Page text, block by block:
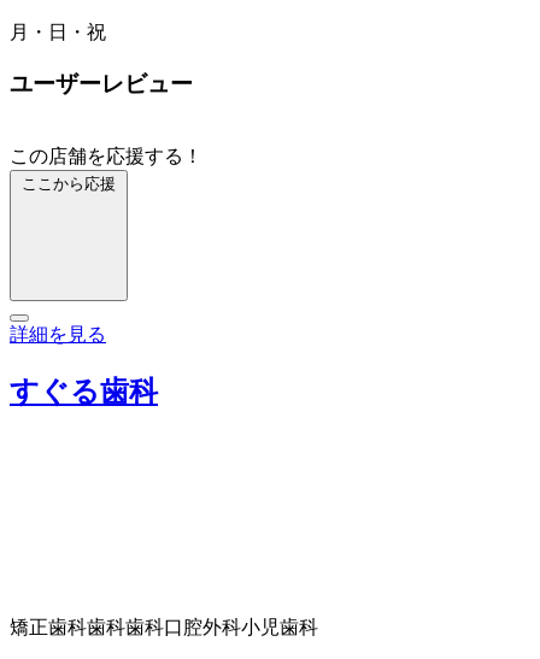
月・日・祝
ユーザーレビュー
この店舗を応援する！
ここから応援
詳細を見る
すぐる歯科
矯正歯科歯科歯科口腔外科小児歯科